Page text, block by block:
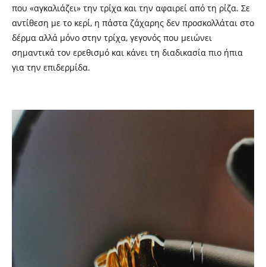
που «αγκαλιάζει» την τρίχα και την αφαιρεί από τη ρίζα. Σε
αντίθεση με το κερί, η πάστα ζάχαρης δεν προσκολλάται στο
δέρμα αλλά μόνο στην τρίχα, γεγονός που μειώνει
σημαντικά τον ερεθισμό και κάνει τη διαδικασία πιο ήπια
για την επιδερμίδα.